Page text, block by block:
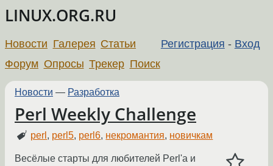
LINUX.ORG.RU
Регистрация - Вход
Новости Галерея Статьи
Форум Опросы Трекер Поиск
Новости — Разработка
Perl Weekly Challenge
perl , perl5, perl6, некромантия, новичкам
Весёлые старты для любителей Perl'а и